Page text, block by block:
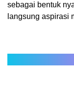
sebagai bentuk
langsung aspirasi